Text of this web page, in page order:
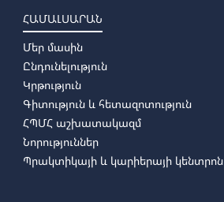
ՀԱՄԱԼՍԱՐԱՆ
Մեր մասին
Ընդունելություն
Կրթություն
Գիտություն և հետազոտություն
ՀՊՄՀ աշխատակազմ
Նորություններ
Պրակտիկայի և կարիերայի կենտրոն